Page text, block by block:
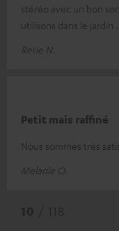
stéréo avec un bon
utilisons dans le jardin
Rene N.
Petit mais raffiné
Nous sommes très
Melanie O.